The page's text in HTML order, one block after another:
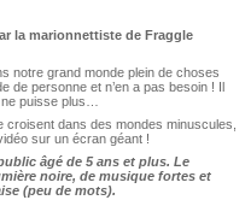
la marionnettiste de Fraggle
notre grand monde plein de choses
de personne et n’en a pas besoin ! Il
puisse plus…
croisent dans des mondes minuscules,
sur un écran géant !
âgé de 5 ans et plus. Le
noire, de musique fortes et
(peu de mots).